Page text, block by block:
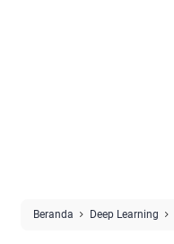
Beranda Deep Learning